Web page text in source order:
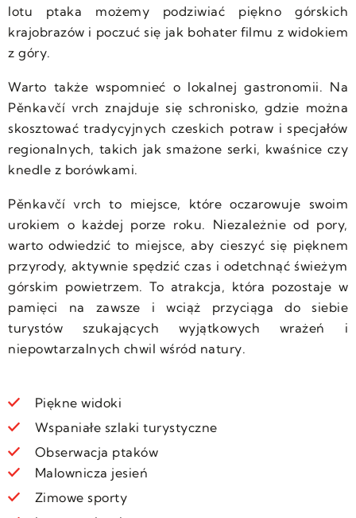
lotu ptaka możemy podziwiać piękno górskich
krajobrazów i poczuć się jak bohater filmu z widokiem
z góry.
Warto także wspomnieć o lokalnej gastronomii. Na
Pěnkavčí vrch znajduje się schronisko, gdzie można
skosztować tradycyjnych czeskich potraw i specjałów
regionalnych, takich jak smażone serki, kwaśnice czy
knedle z borówkami.
Pěnkavčí vrch to miejsce, które oczarowuje swoim
urokiem o każdej porze roku. Niezależnie od pory,
warto odwiedzić to miejsce, aby cieszyć się pięknem
przyrody, aktywnie spędzić czas i odetchnąć świeżym
górskim powietrzem. To atrakcja, która pozostaje w
pamięci na zawsze i wciąż przyciąga do siebie
turystów szukających wyjątkowych wrażeń i
niepowtarzalnych chwil wśród natury.
Piękne widoki
Wspaniałe szlaki turystyczne
Obserwacja ptaków
Malownicza jesień
Zimowe sporty